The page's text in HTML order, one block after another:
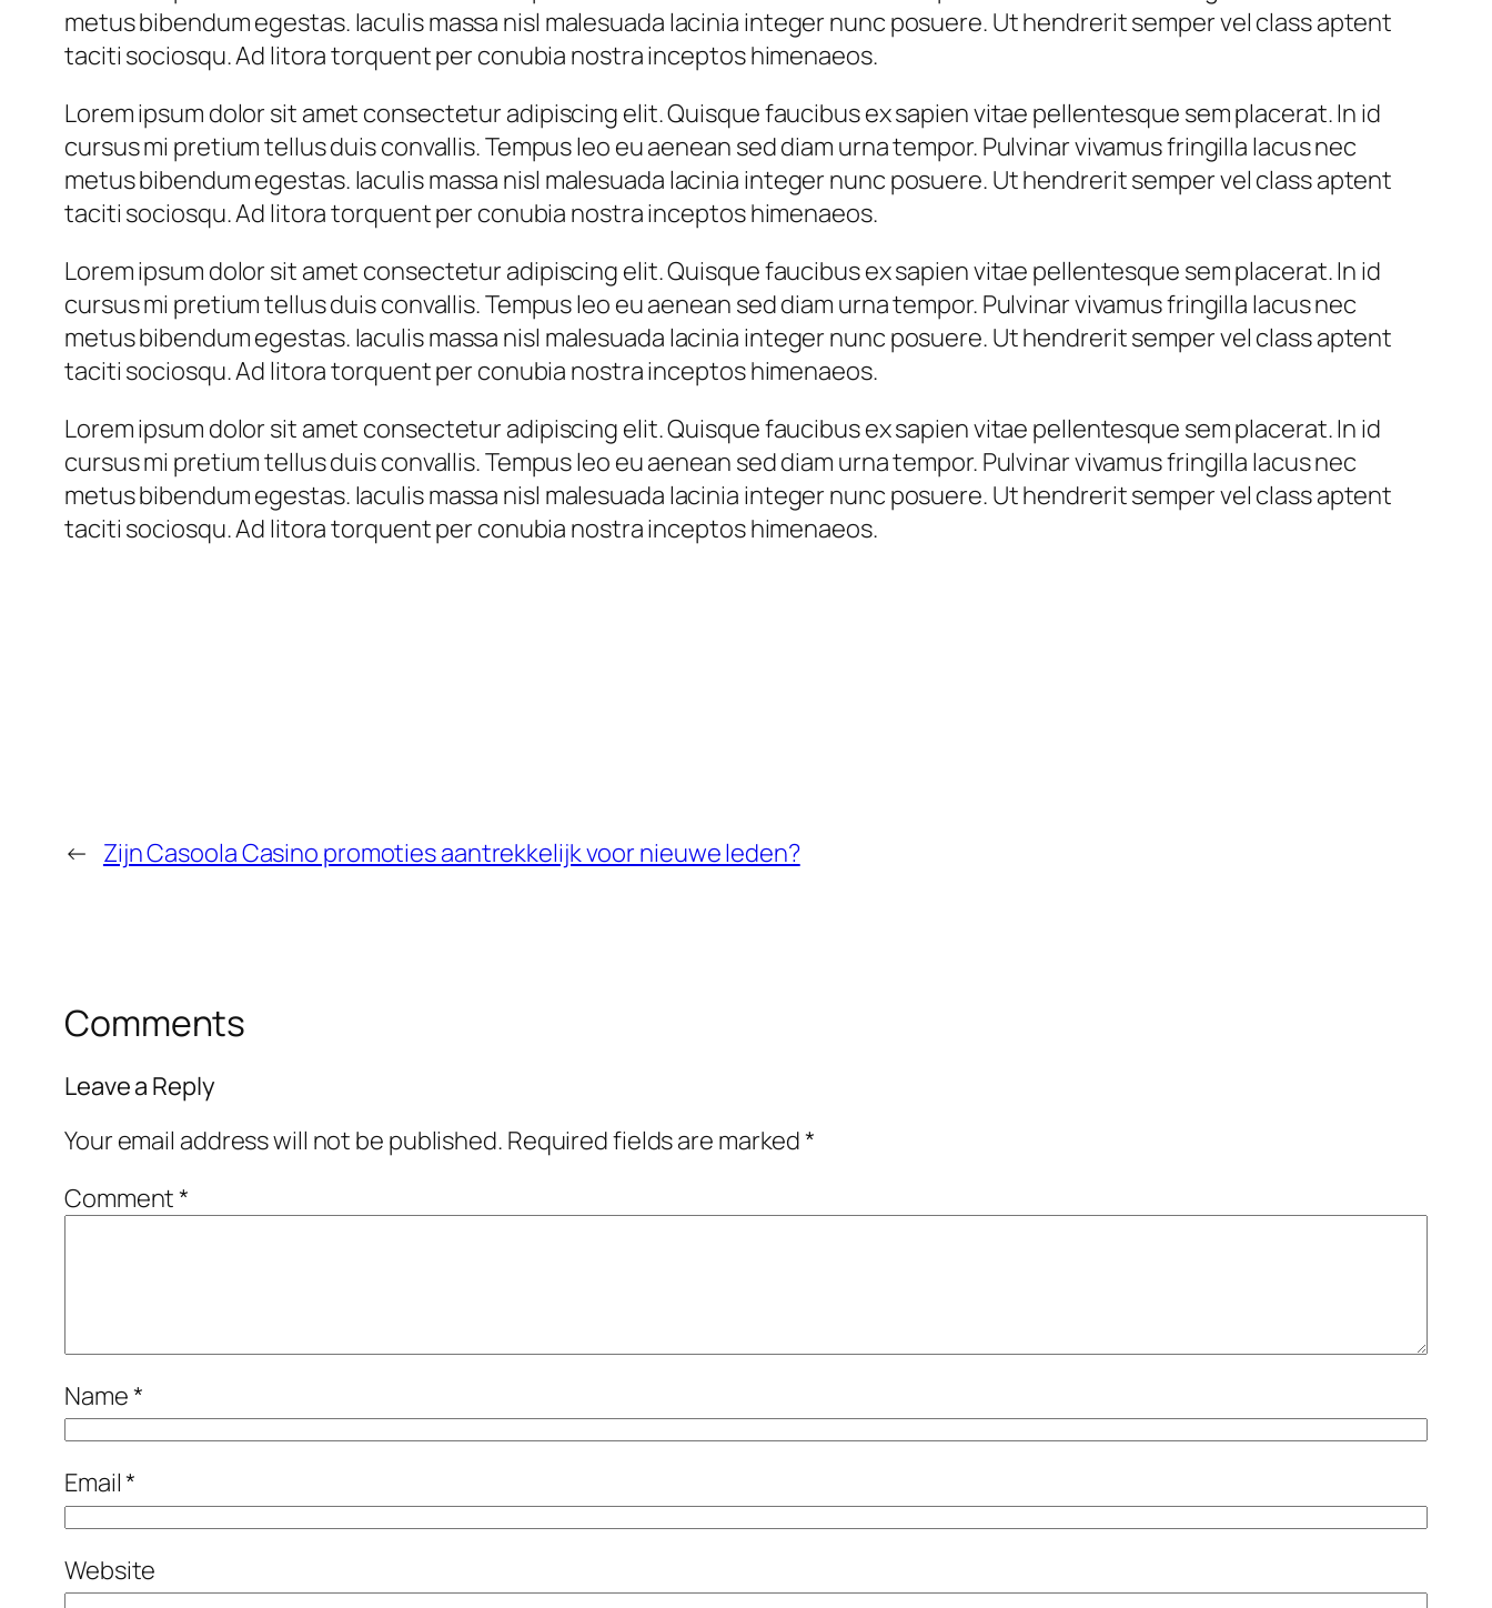
metus bibendum egestas. Iaculis massa nisl malesuada lacinia integer nunc posuere. Ut hendrerit semper vel class aptent
taciti sociosqu. Ad litora torquent per conubia nostra inceptos himenaeos.
Lorem ipsum dolor sit amet consectetur adipiscing elit. Quisque faucibus ex sapien vitae pellentesque sem placerat. In id
cursus mi pretium tellus duis convallis. Tempus leo eu aenean sed diam urna tempor. Pulvinar vivamus fringilla lacus nec
metus bibendum egestas. Iaculis massa nisl malesuada lacinia integer nunc posuere. Ut hendrerit semper vel class aptent
taciti sociosqu. Ad litora torquent per conubia nostra inceptos himenaeos.
Lorem ipsum dolor sit amet consectetur adipiscing elit. Quisque faucibus ex sapien vitae pellentesque sem placerat. In id
cursus mi pretium tellus duis convallis. Tempus leo eu aenean sed diam urna tempor. Pulvinar vivamus fringilla lacus nec
metus bibendum egestas. Iaculis massa nisl malesuada lacinia integer nunc posuere. Ut hendrerit semper vel class aptent
taciti sociosqu. Ad litora torquent per conubia nostra inceptos himenaeos.
Lorem ipsum dolor sit amet consectetur adipiscing elit. Quisque faucibus ex sapien vitae pellentesque sem placerat. In id
cursus mi pretium tellus duis convallis. Tempus leo eu aenean sed diam urna tempor. Pulvinar vivamus fringilla lacus nec
metus bibendum egestas. Iaculis massa nisl malesuada lacinia integer nunc posuere. Ut hendrerit semper vel class aptent
taciti sociosqu. Ad litora torquent per conubia nostra inceptos himenaeos.
← Zijn Casoola Casino promoties aantrekkelijk voor nieuwe leden?
Comments
Leave a Reply
Your email address will not be published. Required fields are marked*
Comment*
Name*
Email*
Website